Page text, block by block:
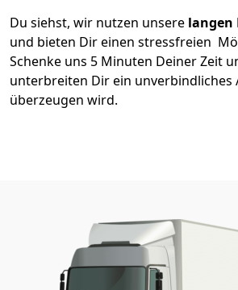
Du siehst, wir nutzen unsere langen
und bieten Dir einen stressfreien
Schenke uns 5 Minuten Deiner Zeit
unterbreiten Dir ein unverbindliches
überzeugen wird.